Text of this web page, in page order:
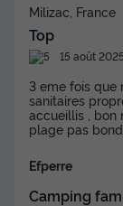
Milizac, France
Top
15 août
3 eme fois que
sanitaires
accueillis , bon
plage pas
Efperre
Camping